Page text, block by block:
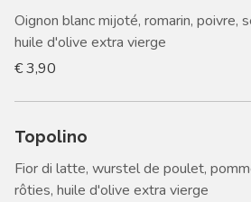
Oignon blanc mijoté, romarin, poivre,
huile d'olive extra vierge
€ 3,90
Topolino
Fior di latte, wurstel de poulet,
rôties, huile d'olive extra vierge